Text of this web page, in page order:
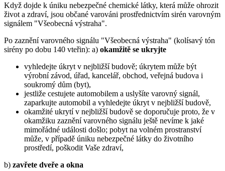
Když dojde k úniku nebezpečné chemické látky, která může ohrozit
život a zdraví, jsou občané varováni prostřednictvím sirén varovným
signálem "Všeobecná výstraha".
Po zaznění varovného signálu "Všeobecná výstraha" (kolísavý tón
sirény po dobu 140 vteřin): a) okamžitě se ukryjte
vyhledejte úkryt v nejbližší budově; úkrytem může být
výrobní závod, úřad, kancelář, obchod, veřejná budova i
soukromý dům (byt),
jestliže cestujete automobilem a uslyšíte varovný signál,
zaparkujte automobil a vyhledejte úkryt v nejbližší budově,
okamžité ukrytí v nejbližší budově se doporučuje proto, že v
okamžiku zaznění varovného signálu ještě nevíme k jaké
mimořádné události došlo; pobyt na volném prostranství
může, v případě úniku nebezpečné látky do životního
prostředí, poškodit Vaše zdraví,
b) zavřete dveře a okna